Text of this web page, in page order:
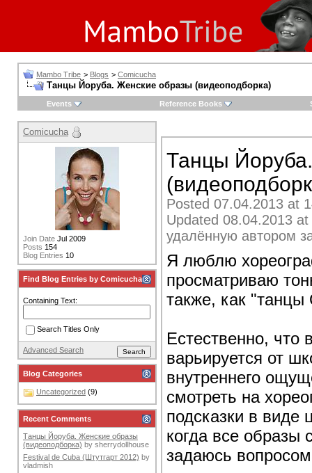
Mambo Tribe > Blogs > Comicucha
Танцы Йоруба. Женские образы (видеоподборка)
Events Reference Books
Танцы
Posted 07.04.2013 at
Updated 08.04.2013
удалённую автором
Я люблю
просматриваю
также, как
Естественно, что
варьируется от
внутреннего
смотреть на
подсказки в виде
когда все образы
задаюсь
Comicucha
Join Date Jul 2009
Posts 154
Blog Entries 10
Find Blog Entries by Comicucha
Containing Text:
Search Titles Only
Advanced Search
Blog Categories
Uncategorized (9)
Recent Comments
Танцы Йоруба. Женские образы
(видеоподборка) by sherrydollhouse
Festival de Cuba (Штутгарт 2012) by
vladmish